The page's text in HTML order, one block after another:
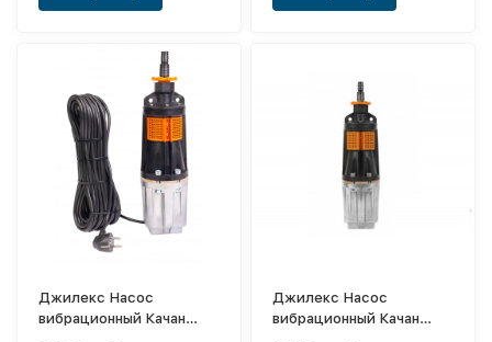
Джилекс Насос
вибрационный Качан
Джилекс Насос
вибрационный Качан